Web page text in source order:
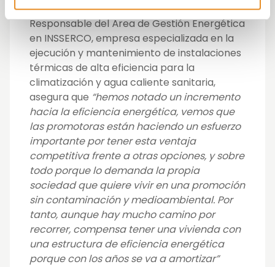
Juan Lodares, Ingeniero Industrial y
Responsable del Área de Gestión Energética
en INSSERCO, empresa especializada en la
ejecución y mantenimiento de instalaciones
térmicas de alta eficiencia para la
climatización y agua caliente sanitaria,
asegura que “hemos notado un incremento
hacia la eficiencia energética, vemos que
las promotoras están haciendo un esfuerzo
importante por tener esta ventaja
competitiva frente a otras opciones, y sobre
todo porque lo demanda la propia
sociedad que quiere vivir en una promoción
sin contaminación y medioambiental. Por
tanto, aunque hay mucho camino por
recorrer, compensa tener una vivienda con
una estructura de eficiencia energética
porque con los años se va a amortizar”